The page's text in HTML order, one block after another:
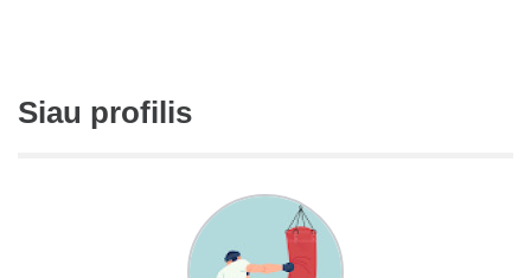
Siau profilis